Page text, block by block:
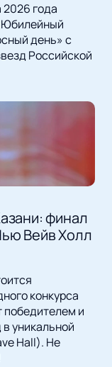
2026 года
день» с
Российской
финал
Вейв Холл
конкурса
победителем и
уникальной
Hall). Не